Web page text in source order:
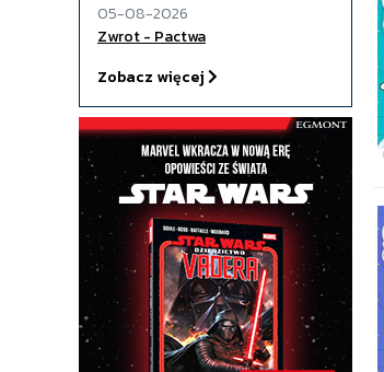
05-08-2026
Zwrot - Pactwa
Zobacz więcej